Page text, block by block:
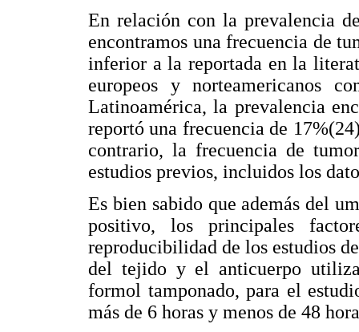
En relación con la prevalencia
encontramos una frecuencia de
inferior a la reportada en la
europeos y norteamericanos
Latinoamérica, la prevalencia
reportó una frecuencia de
contrario, la frecuencia de
estudios previos, incluidos los
Es bien sabido que además del
positivo, los principales
reproducibilidad de los estudios
del tejido y el anticuerpo
formol tamponado, para el
más de 6 horas y menos de 48